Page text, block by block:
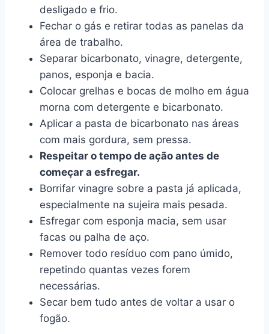
desligado e frio.
Fechar o gás e retirar todas as panelas da
área de trabalho.
Separar bicarbonato, vinagre, detergente,
panos, esponja e bacia.
Colocar grelhas e bocas de molho em água
morna com detergente e bicarbonato.
Aplicar a pasta de bicarbonato nas áreas
com mais gordura, sem pressa.
Respeitar o tempo de ação antes de
começar a esfregar.
Borrifar vinagre sobre a pasta já aplicada,
especialmente na sujeira mais pesada.
Esfregar com esponja macia, sem usar
facas ou palha de aço.
Remover todo resíduo com pano úmido,
repetindo quantas vezes forem
necessárias.
Secar bem tudo antes de voltar a usar o
fogão.